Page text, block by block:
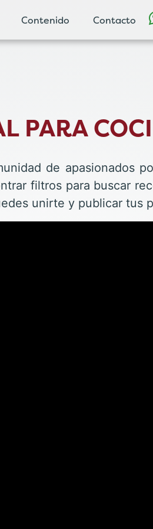
Contenido Contacto
PARA
de apasionados
filtros para buscar
unirte y publicar tus